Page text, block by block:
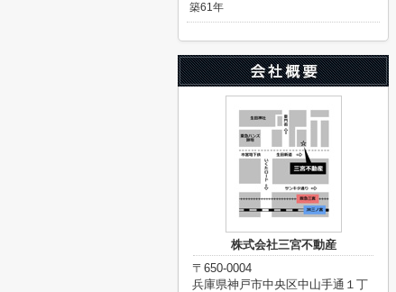
築61年
株式会社三宮不動産
〒650-0004
兵庫県神戸市中央区中山手通１丁